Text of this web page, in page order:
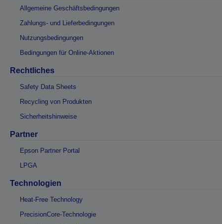
Allgemeine Geschäftsbedingungen
Zahlungs- und Lieferbedingungen
Nutzungsbedingungen
Bedingungen für Online-Aktionen
Rechtliches
Safety Data Sheets
Recycling von Produkten
Sicherheitshinweise
Partner
Epson Partner Portal
LPGA
Technologien
Heat-Free Technology
PrecisionCore-Technologie